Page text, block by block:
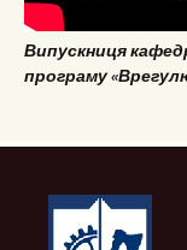
Випускниця
програму